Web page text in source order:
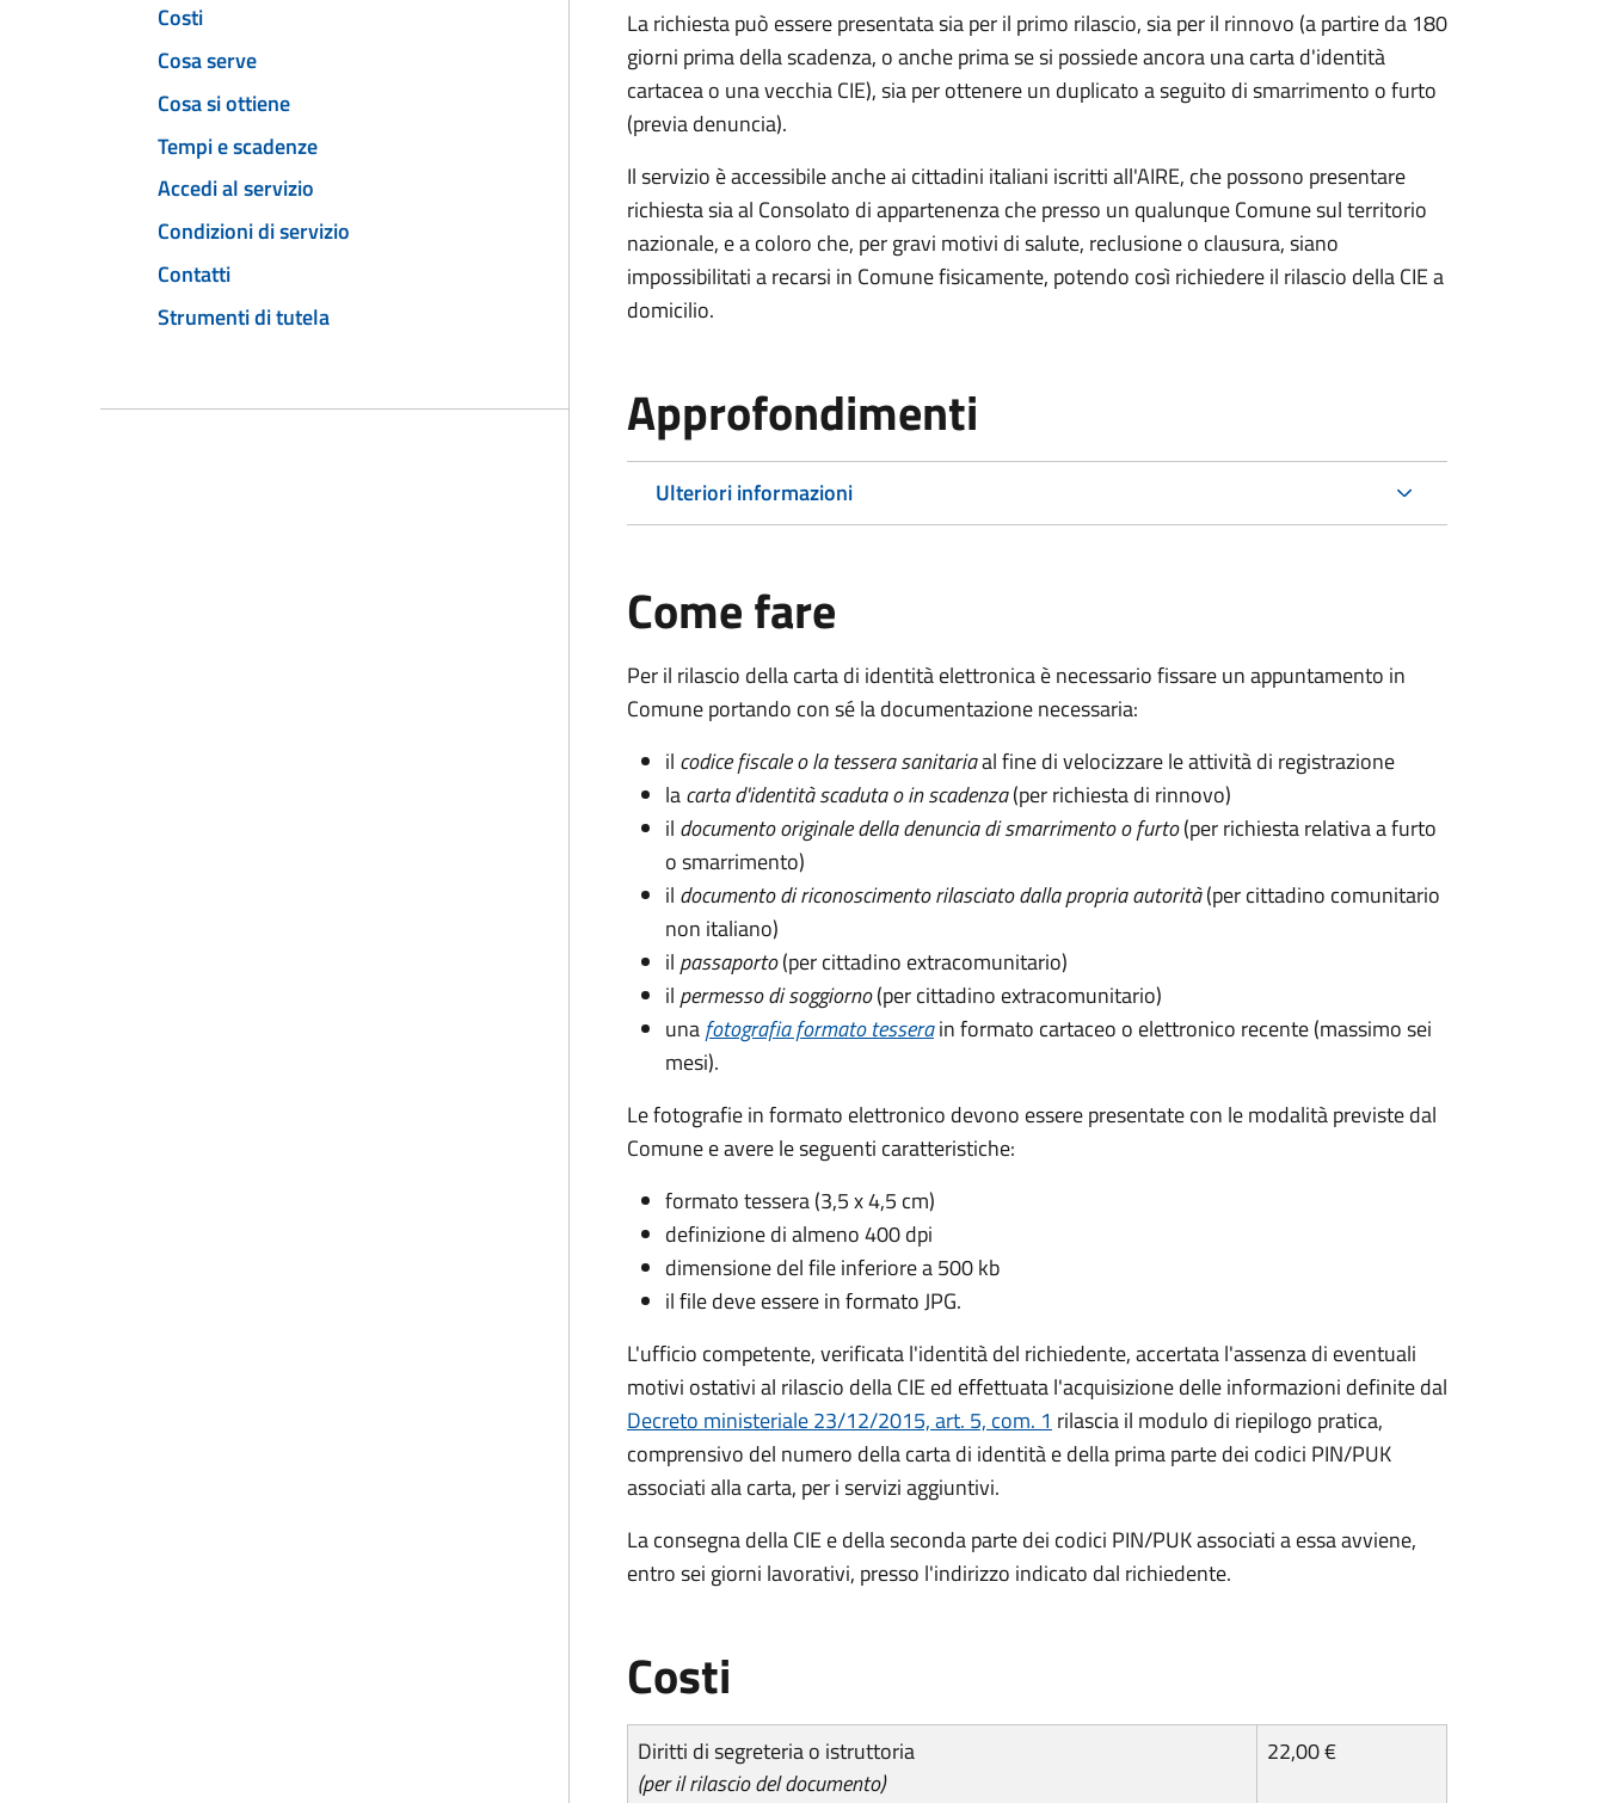
Costi
Cosa serve
Cosa si ottiene
Tempi e scadenze
Accedi al servizio
Condizioni di servizio
Contatti
Strumenti di tutela
La richiesta può essere presentata sia per il primo rilascio, sia per il rinnovo (a partire da 180
giorni prima della scadenza, o anche prima se si possiede ancora una carta d'identità
cartacea o una vecchia CIE), sia per ottenere un duplicato a seguito di smarrimento o furto
(previa denuncia).
Il servizio è accessibile anche ai cittadini italiani iscritti all'AIRE, che possono presentare
richiesta sia al Consolato di appartenenza che presso un qualunque Comune sul territorio
nazionale, e a coloro che, per gravi motivi di salute, reclusione o clausura, siano
impossibilitati a recarsi in Comune fisicamente, potendo così richiedere il rilascio della CIE a
domicilio.
Approfondimenti
Ulteriori informazioni
Come fare
Per il rilascio della carta di identità elettronica è necessario fissare un appuntamento in
Comune portando con sé la documentazione necessaria:
il codice fiscale o la tessera sanitariaal fine di velocizzare le attività di registrazione
lacarta d'identità scaduta o in scadenza(per richiesta di rinnovo)
il documento originale della denuncia di smarrimento o furto(per richiesta relativa a furto
o smarrimento)
il documento di riconoscimento rilasciato dalla propria autorità(per cittadino comunitario
non italiano)
il passaporto(per cittadino extracomunitario)
il permesso di soggiorno(per cittadino extracomunitario)
unafotografia formato tesserain formato cartaceo o elettronico recente (massimo sei
mesi).
Le fotografie in formato elettronico devono essere presentate con le modalità previste dal
Comune e avere le seguenti caratteristiche:
formato tessera (3,5 x 4,5 cm)
definizione di almeno 400 dpi
dimensione del file inferiore a 500 kb
il file deve essere in formato JPG.
L'ufficio competente, verificata l'identità del richiedente, accertata l'assenza di eventuali
motivi ostativi al rilascio della CIE ed effettuata l'acquisizione delle informazioni definite dal
Decreto ministeriale 23/12/2015, art. 5, com. 1 rilascia il modulo di riepilogo pratica,
comprensivo del numero della carta di identità e della prima parte dei codici PIN/PUK
associati alla carta, per i servizi aggiuntivi.
La consegna della CIE e della seconda parte dei codici PIN/PUK associati a essa avviene,
entro sei giorni lavorativi, presso l'indirizzo indicato dal richiedente.
Costi
Diritti di segreteria o istruttoria
(per il rilascio del documento)
22,00 €